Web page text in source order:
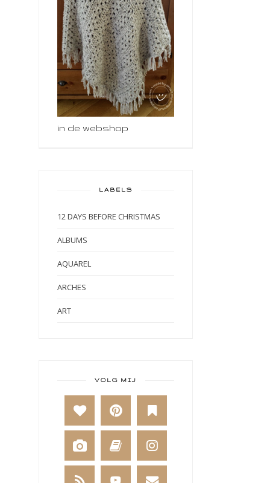
in de webshop
LABELS
12 DAYS BEFORE CHRISTMAS
ALBUMS
AQUAREL
ARCHES
ART
BAKKEN
BEESTENBOEL
BOEKEN
BREIEN
VOLG MIJ